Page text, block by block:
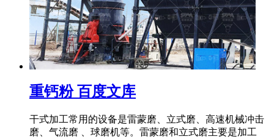
重钙粉 百度文库
干式加工常用的设备是雷蒙磨、立式磨、高速机械冲击
磨、气流磨 、球磨机等。雷蒙磨和立式磨主要是加工